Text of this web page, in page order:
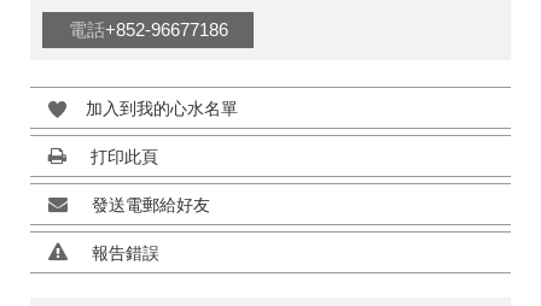
電話+852-96677186
加入到我的心水名單
打印此頁
發送電郵給好友
報告錯誤